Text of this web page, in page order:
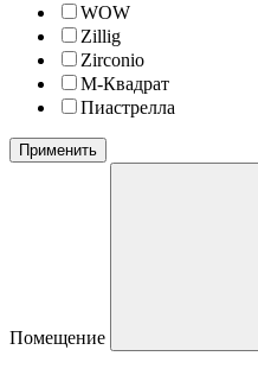
WOW
Zillig
Zirconio
М-Квадрат
Пиастрелла
Применить
Помещение